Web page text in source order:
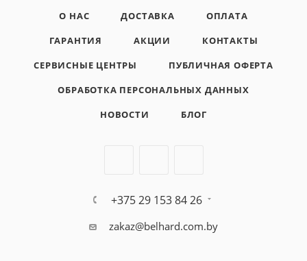
О НАС ДОСТАВКА
ОПЛАТА
ГАРАНТИЯ
АКЦИИ
КОНТАКТЫ
СЕРВИСНЫЕ ЦЕНТРЫ
ПУБЛИЧНАЯ ОФЕРТА
ОБРАБОТКА ПЕРСОНАЛЬНЫХ ДАННЫХ
НОВОСТИ
БЛОГ
+375 29 153 84 26
zakaz@belhard.com.by